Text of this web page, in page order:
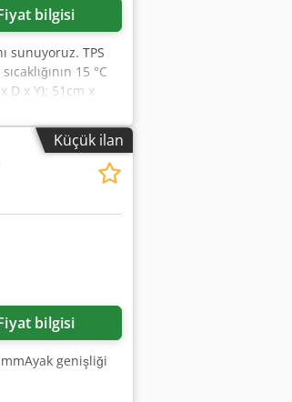
bilgisi
sunuyoruz. TPS
15 °C
D x Y): 51cm x
Hz CW-7780
ünitesi yoktur
Dtofx Ak
telefonda
Küçük ilan
bilgisi
genişliği